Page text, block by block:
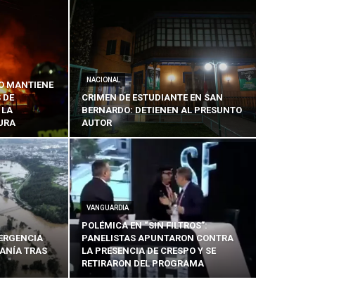
MANTIENE
DE
LA
NACIONAL
CRIMEN DE ESTUDIANTE EN SAN
BERNARDO: DETIENEN AL PRESUNTO
AUTOR
TRAS
VANGUARDIA
POLÉMICA EN “SIN FILTROS”:
PANELISTAS APUNTARON CONTRA
LA PRESENCIA DE CRESPO Y SE
RETIRARON DEL PROGRAMA